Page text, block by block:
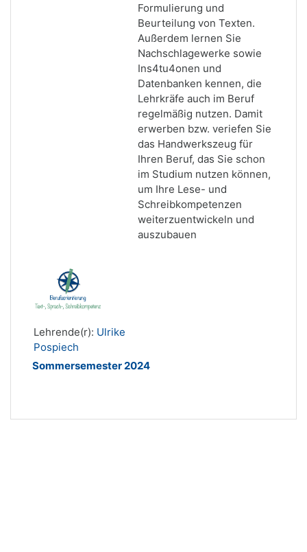
Formulierung und
Beurteilung von Texten.
Außerdem lernen Sie
Nachschlagewerke sowie
Ins4tu4onen und
Datenbanken kennen, die
Lehrkräfe auch im Beruf
regelmäßig nutzen. Damit
erwerben bzw. veriefen Sie
das Handwerkszeug für
Ihren Beruf, das Sie schon
im Studium nutzen können,
um Ihre Lese- und
Schreibkompetenzen
weiterzuentwickeln und
auszubauen
Lehrende(r): Ulrike
Pospiech
Sommersemester 2024